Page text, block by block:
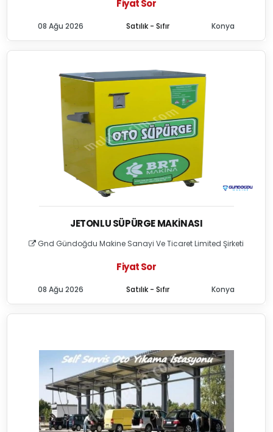
Fiyat Sor
Satılık - Sıfır
08 Ağu 2026 Konya
JETONLU SÜPÜRGE MAKINASI
Gnd Gündoğdu Makine Sanayi Ve Ticaret Limited Şirketi
Fiyat Sor
Satılık - Sıfır
08 Ağu 2026 Konya